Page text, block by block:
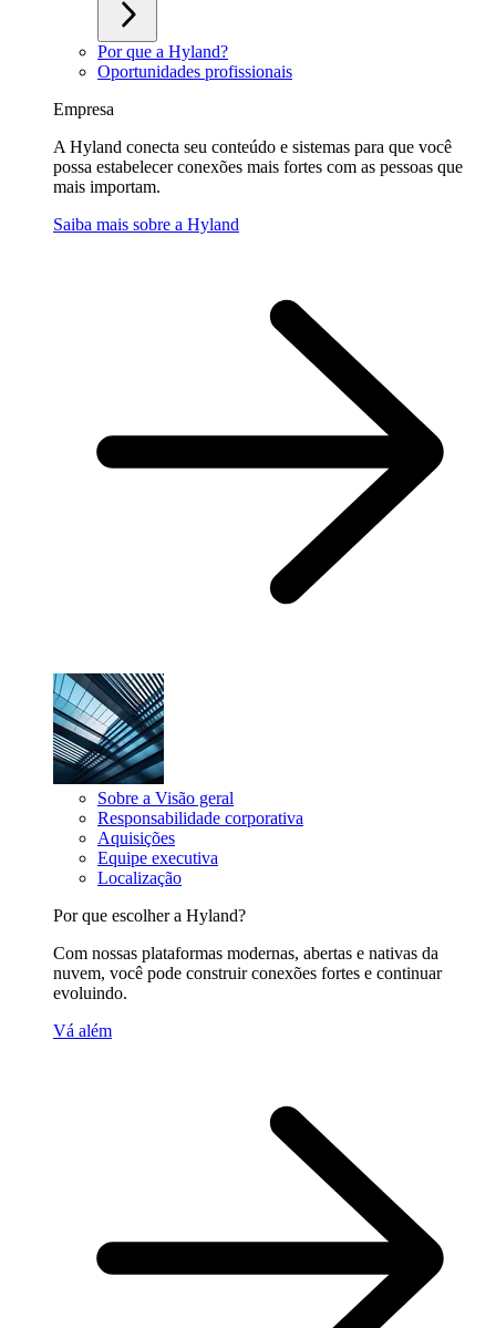
Por que a Hyland?
Oportunidades profissionais
Empresa
A Hyland conecta seu conteúdo e sistemas para que você
possa estabelecer conexões mais fortes com as pessoas que
mais importam.
Saiba mais sobre a Hyland
Sobre a Visão geral
Responsabilidade corporativa
Aquisições
Equipe executiva
Localização
Por que escolher a Hyland?
Com nossas plataformas modernas, abertas e nativas da
nuvem, você pode construir conexões fortes e continuar
evoluindo.
Vá além